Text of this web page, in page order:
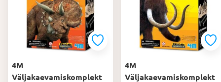
4M
Väljakaevamiskomplekt
4M
Väljakaevamiskomplekt